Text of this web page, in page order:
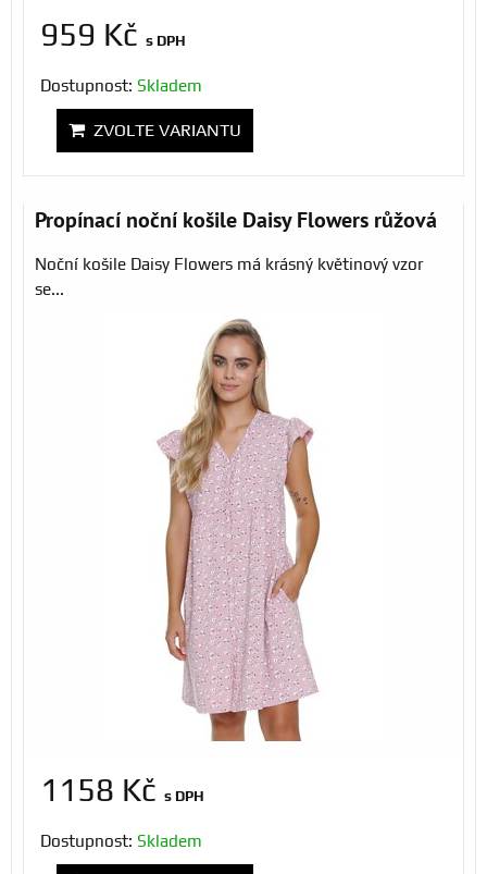
959 Kč s DPH
Dostupnost: Skladem
ZVOLTE VARIANTU
Propínací noční košile Daisy Flowers růžová
Noční košile Daisy Flowers má krásný květinový vzor
se...
1158 Kč s DPH
Dostupnost: Skladem